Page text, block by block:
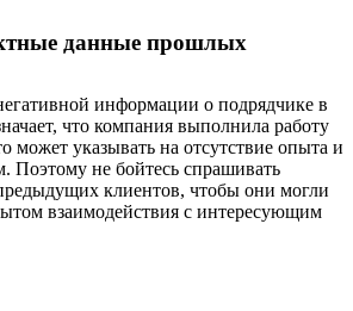
данные прошлых
информации о подрядчике в
что компания выполнила работу
может указывать на отсутствие опыта и
Поэтому не бойтесь спрашивать
клиентов, чтобы они могли
взаимодействия с интересующим